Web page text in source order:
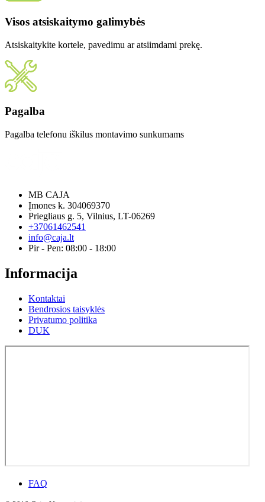
Visos atsiskaitymo galimybės
Atsiskaitykite kortele, pavedimu ar atsiimdami prekę.
Pagalba
Pagalba telefonu iškilus montavimo sunkumams
MB CAJA
Įmones k. 304069370
Priegliaus g. 5, Vilnius, LT-06269
+37061462541
info@caja.lt
Pir - Pen: 08:00 - 18:00
Informacija
Kontaktai
Bendrosios taisyklės
Privatumo politika
DUK
FAQ